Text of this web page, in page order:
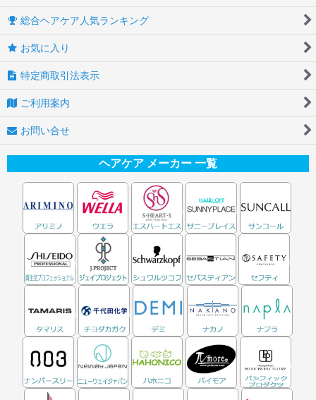
総合ヘアケア人気ランキング
お気に入り
特定商取引法表示
ご利用案内
お問い合せ
ヘアケア メーカー 一覧